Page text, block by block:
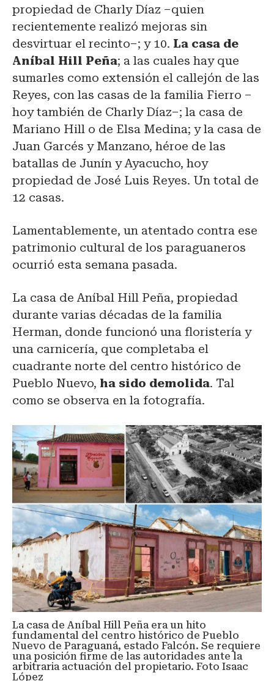
propiedad de Charly Díaz –quien
recientemente realizó mejoras sin
desvirtuar el recinto–; y 10. La casa de
Aníbal Hill Peña; a las cuales hay que
sumarles como extensión el callejón de las
Reyes, con las casas de la familia Fierro –
hoy también de Charly Díaz–; la casa de
Mariano Hill o de Elsa Medina; y la casa de
Juan Garcés y Manzano, héroe de las
batallas de Junín y Ayacucho, hoy
propiedad de José Luis Reyes. Un total de
12 casas.
Lamentablemente, un atentado contra ese
patrimonio cultural de los paraguaneros
ocurrió esta semana pasada.
La casa de Aníbal Hill Peña, propiedad
durante varias décadas de la familia
Herman, donde funcionó una floristería y
una carnicería, que completaba el
cuadrante norte del centro histórico de
Pueblo Nuevo, ha sido demolida. Tal
como se observa en la fotografía.
La casa de Aníbal Hill Peña era un hito
fundamental del centro histórico de Pueblo
Nuevo de Paraguaná, estado Falcón. Se requiere
una posición firme de las autoridades ante la
arbitraria actuación del propietario. Foto Isaac
López